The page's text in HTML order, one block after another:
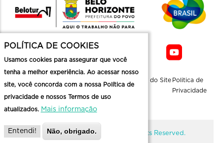
Mapa do Site Politica de
Privacidade
@ Copyright Belotur 2026. All Rights Reserved.
POLÍTICA DE COOKIES
Usamos cookies para assegurar que você
tenha a melhor experiência. Ao acessar nosso
site, você concorda com a nossa Política de
privacidade e nossos Termos de uso
atualizados. Mais informação
Entendi! Não, obrigado.